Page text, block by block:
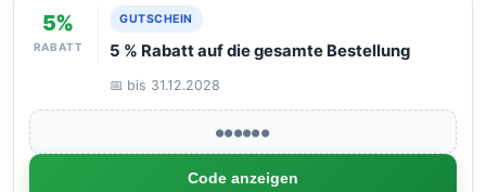
5%
RABATT
GUTSCHEIN
5 % Rabatt auf die gesamte Bestellung
📅 bis 31.12.2028
●●●●●●
Code anzeigen